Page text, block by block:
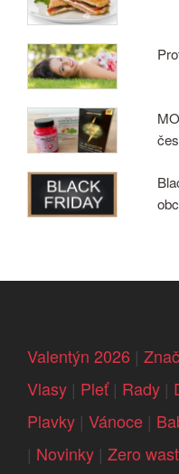
Valentýn 2026 |
Vlasy | Pleť| Rady |
Plavky | Vánoce |
| Novinky | Zero